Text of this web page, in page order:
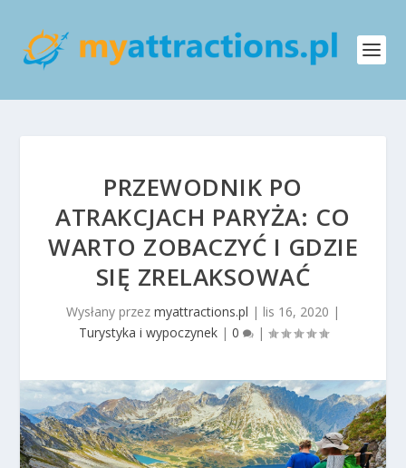
PRZEWODNIK PO
ATRAKCJACH PARYŻA: CO
WARTO ZOBACZYĆ I GDZIE
SIĘ ZRELAKSOWAĆ
Wysłany przez myattractions.pl | lis 16, 2020 |
Turystyka i wypoczynek| 0 |